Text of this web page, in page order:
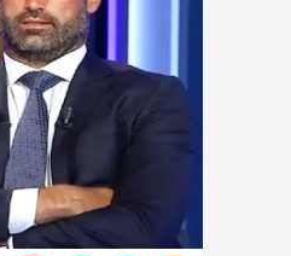
mutlu son!
Veli
mide bulandıran